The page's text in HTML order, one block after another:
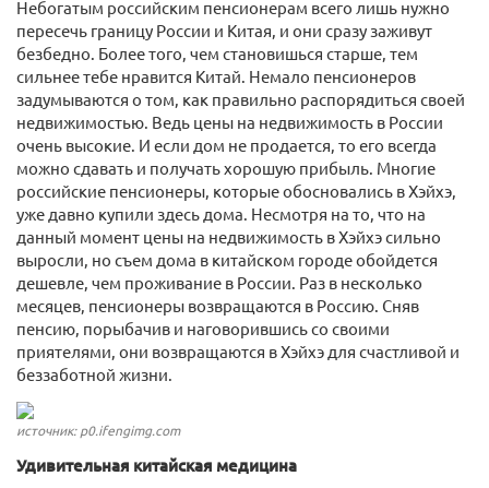
Небогатым российским пенсионерам всего лишь нужно
пересечь границу России и Китая, и они сразу заживут
безбедно. Более того, чем становишься старше, тем
сильнее тебе нравится Китай. Немало пенсионеров
задумываются о том, как правильно распорядиться своей
недвижимостью. Ведь цены на недвижимость в России
очень высокие. И если дом не продается, то его всегда
можно сдавать и получать хорошую прибыль. Многие
российские пенсионеры, которые обосновались в Хэйхэ,
уже давно купили здесь дома. Несмотря на то, что на
данный момент цены на недвижимость в Хэйхэ сильно
выросли, но съем дома в китайском городе обойдется
дешевле, чем проживание в России. Раз в несколько
месяцев, пенсионеры возвращаются в Россию. Сняв
пенсию, порыбачив и наговорившись со своими
приятелями, они возвращаются в Хэйхэ для счастливой и
беззаботной жизни.
источник: p0.ifengimg.com
Удивительная китайская медицина